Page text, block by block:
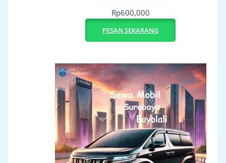
Rp600,000
PESAN SEKARANG